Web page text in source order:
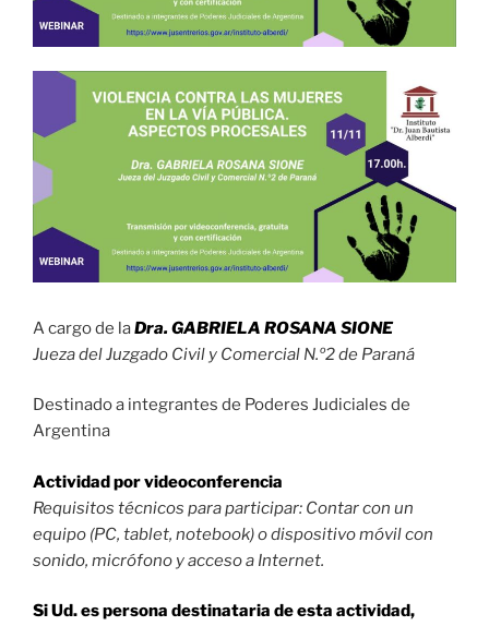
A cargo de laDra. GABRIELA ROSANA SIONE
Jueza del Juzgado Civil y Comercial N.º2 de Paraná
Destinado a integrantes de Poderes Judiciales de
Argentina
Actividad por videoconferencia
Requisitos técnicos para participar: Contar con un
equipo (PC, tablet, notebook) o dispositivo móvil con
sonido, micrófono y acceso a Internet.
Si Ud. es persona destinataria de esta actividad,